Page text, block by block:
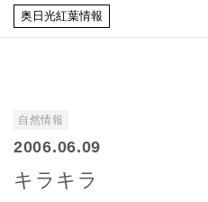
奥日光紅葉情報
自然情報
2006.06.09
キラキラ